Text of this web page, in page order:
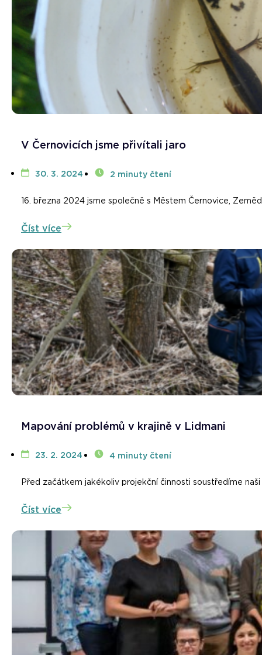
V Černovicích jsme přivítali jaro
30. 3. 2024 2 minuty čtení
16. března 2024 jsme společně s Městem Černovice,
Číst více
Mapování problémů v krajině v Lidmani
23. 2. 2024 4 minuty čtení
Před začátkem jakékoliv projekční činnosti soustředíme
Číst více